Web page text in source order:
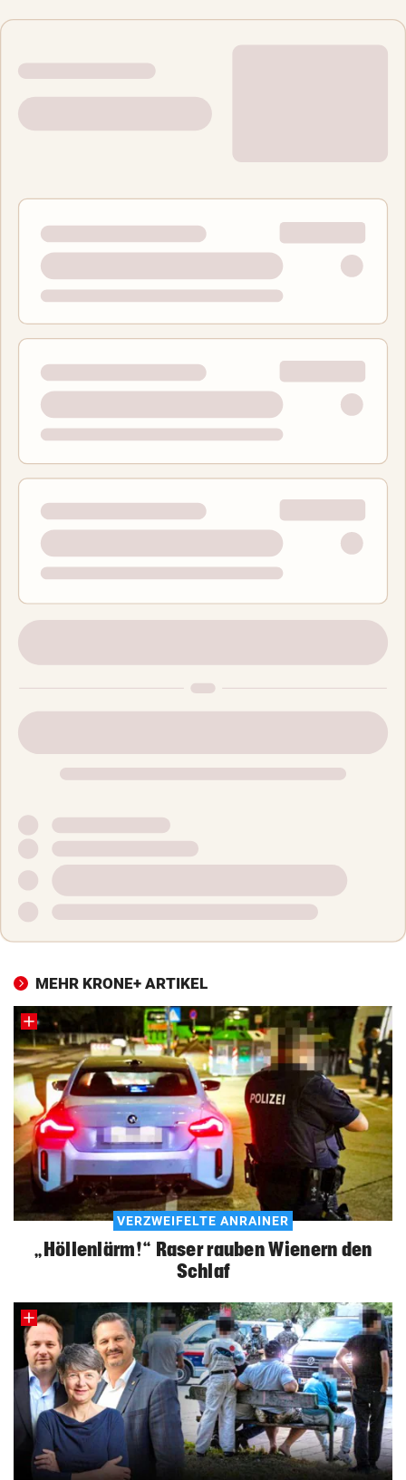
MEHR KRONE+ ARTIKEL
VERZWEIFELTE ANRAINER
„Höllenlärm!“ Raser rauben Wienern den
Schlaf